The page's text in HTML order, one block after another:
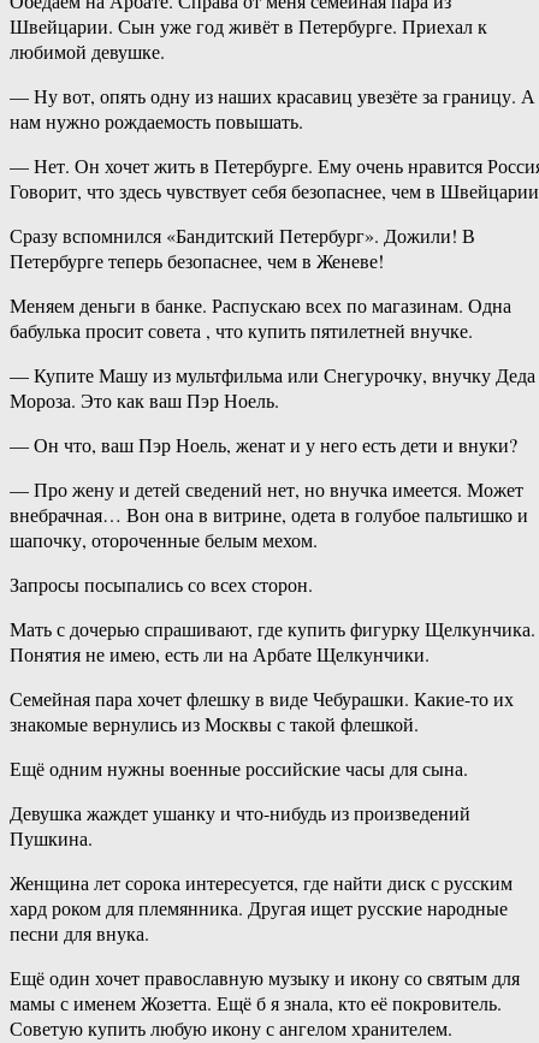
Швейцарии. Сын уже год живёт в Петербурге. Приехал к
любимой девушке.
— Ну вот, опять одну из наших красавиц увезёте за границу. А
нам нужно рождаемость повышать.
— Нет. Он хочет жить в Петербурге. Ему очень нравится
Говорит, что здесь чувствует себя безопаснее, чем в
Сразу вспомнился «Бандитский Петербург». Дожили! В
Петербурге теперь безопаснее, чем в Женеве!
Меняем деньги в банке. Распускаю всех по магазинам. Одна
бабулька просит совета , что купить пятилетней внучке.
— Купите Машу из мультфильма или Снегурочку, внучку Деда
Мороза. Это как ваш Пэр Ноель.
— Он что, ваш Пэр Ноель, женат и у него есть дети и внуки?
— Про жену и детей сведений нет, но внучка имеется. Может
внебрачная… Вон она в витрине, одета в голубое пальтишко и
шапочку, отороченные белым мехом.
Запросы посыпались со всех сторон.
Мать с дочерью спрашивают, где купить фигурку Щелкунчика.
Понятия не имею, есть ли на Арбате Щелкунчики.
Семейная пара хочет флешку в виде Чебурашки. Какие-то их
знакомые вернулись из Москвы с такой флешкой.
Ещё одним нужны военные российские часы для сына.
Девушка жаждет ушанку и что-нибудь из произведений
Пушкина.
Женщина лет сорока интересуется, где найти диск с русским
хард роком для племянника. Другая ищет русские народные
песни для внука.
Ещё один хочет православную музыку и икону со святым для
мамы с именем Жозетта. Ещё б я знала, кто её покровитель.
Советую купить любую икону с ангелом хранителем.